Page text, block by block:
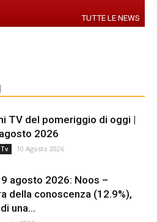
TUTTE LE NEWS
TV del pomeriggio di oggi |
2026
10 Agosto 2026
agosto 2026: Noos –
della conoscenza (12.9%),
una...